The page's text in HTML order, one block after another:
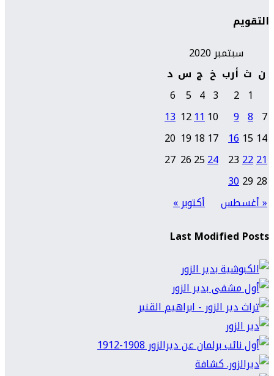
التقويم
سبتمبر 2020
ن ث أرب خ ج س د
« أغسطس أكتوبر »
1
2
3
4
5
6
7
8
9
10
11
12
13
14
15
16
17
18
19
20
21
22
23
24
25
26
27
28
29
30
Last Modified Posts